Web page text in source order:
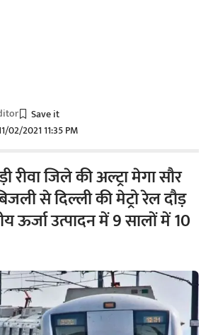
02/2021 11:35 PM
जिले की अल्ट्रा मेगा सौर
से दिल्ली की मेट्रो रेल दौड़
ऊर्जा उत्पादन में 9 सालों में 10